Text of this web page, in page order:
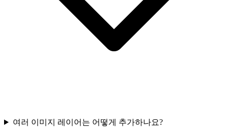
여러 이미지 레이어는 어떻게 추가하나요?